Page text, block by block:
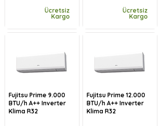
Ücretsiz
Kargo
Fujitsu Prime 9.000
BTU/h A++ Inverter
Klima R32
Ücretsiz
Kargo
Fujitsu Prime 12.000
BTU/h A++ Inverter
Klima R32